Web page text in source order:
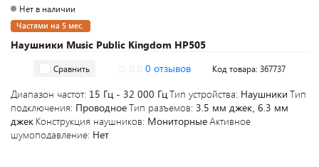
Наушники Music Public Kingdom HP505
Нет в наличии
Частями на 5 мес.
Сравнить 0 отзывов Код товара: 367737
Диапазон частот: 15 Гц - 32 000 ГцТип устройства: Наушники Тип
подключения: ПроводноеТип разъемов: 3.5 мм джек, 6.3 мм
джек Конструкция наушников: МониторныеАктивное
шумоподавление: Нет